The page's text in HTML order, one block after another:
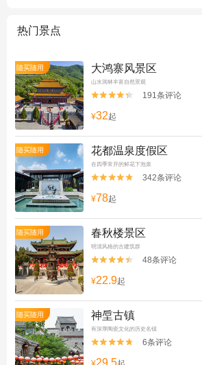
热门景点
随买随用 大鸿寨风景区
山水洞林丰富自然景观

 191条评论
¥32起
随买随用 花都温泉度假区
在四季常开的鲜花下泡泉

 342条评论
¥78起
随买随用 春秋楼景区
明清风格的古建筑群

 48条评论
¥22.9起
随买随用 神垕古镇
有深厚陶瓷文化的历史名镇

 6条评论
29.5